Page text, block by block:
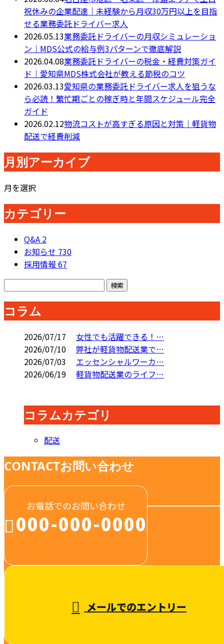
祝休みの企業配達｜未経験から月収30万円以上を目指
せる業務委託ドライバー求人
2026.05.13業務委託ドライバーの月収シミュレーショ
ン｜MDS公式の給与例3パターンで徹底解説
2026.04.08業務委託ドライバーの税金・経費対策ガイ
ド｜愛知県MDS株式会社が教える節税のコツ
2026.03.13愛知県の業務委託ドライバー求人を狙うな
ら必読！繁忙期ごとの稼ぎ時と年間スケジュール完全
ガイド
2026.02.12物流コストが高すぎる原因と対策｜軽貨物
配送で経費削減
月別アーカイブ
月を選択
カテゴリー
Q&A 2
お知らせ 730
採用情報 67
コラム
2026/07/17
女性でも活躍できる！…
2026/07/10
弊社が軽貨物配送業で…
2026/07/03
エッセンシャルワーカ…
2026/06/19
軽貨物配送業のライフ…
コラムカテゴリ
配送
CONTACTお問い合わせ
お電話でのお問い合わせ
000-000-0000
メールでのエントリー